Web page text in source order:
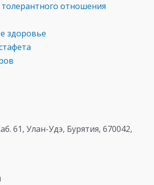
отношения
здоровье
61, Улан-Удэ, Бурятия, 670042,